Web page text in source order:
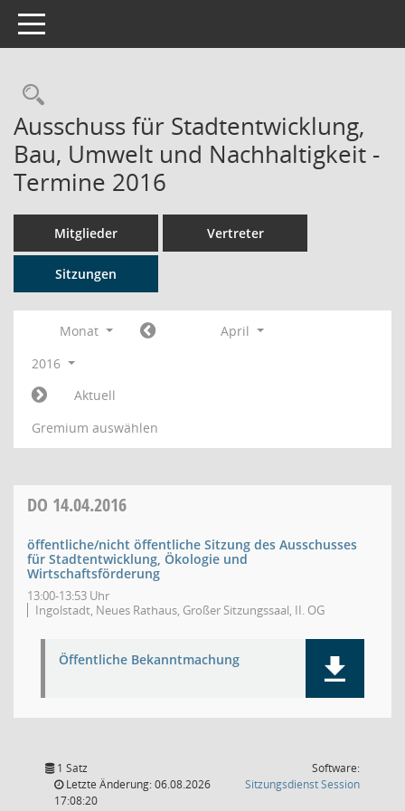
Toggle navigation
Rechercheauswahl
Ausschuss für Stadtentwicklung,
Bau, Umwelt und Nachhaltigkeit -
Termine 2016
Mitglieder Vertreter
Sitzungen
Monat
April
2016
Aktuell
Gremium auswählen
DO 14.04.2016
öffentliche/nicht öffentliche Sitzung des Ausschusses
für Stadtentwicklung, Ökologie und
Wirtschaftsförderung
13:00-13:53 Uhr
Ingolstadt, Neues Rathaus, Großer Sitzungssaal, II. OG
Öffentliche Bekanntmachung
1 Satz
Letzte Änderung: 06.08.2026
17:08:20
Software:
SitzungsdienstSession(Wird in